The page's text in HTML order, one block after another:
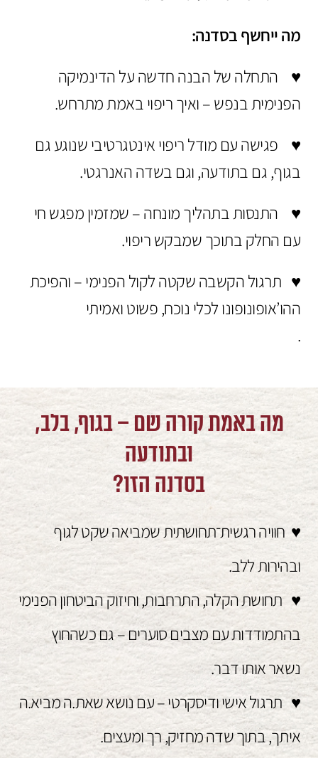
מה ייחשף בסדנה:
♥ התחלה של הבנה חדשה על הדינמיקה
הפנימית בנפש – ואיך ריפוי באמת מתרחש.
♥ פגישה עם מודל ריפוי אינטגרטיבי שנוגע גם
בגוף, גם בתודעה, וגם בשדה האנרגטי.
♥ התנסות בתהליך מונחה – שמזמין מפגש חי
עם החלק בתוכך שמבקש ריפוי.
♥ תרגול הקשבה שקטה לקול הפנימי – והפיכת
ההו’אופונופונו לכלי נוכח, פשוט ואמיתי
.
מה באמת קורה שם – בגוף, בלב,
ובתודעה
בסדנה הזו?
♥ חוויה רגשית־תחושתית שמביאה שקט לגוף
ובהירות ללב.
♥ תחושת הקלה, התרחבות, וחיזוק הביטחון הפנימי
בהתמודדות עם מצבים סוערים – גם כשהחוץ
נשאר אותו דבר.
♥ תרגול אישי ודיסקרטי – עם נושא שאת.ה מביא.ה
איתך, בתוך שדה מחזיק, רך ומעצים.